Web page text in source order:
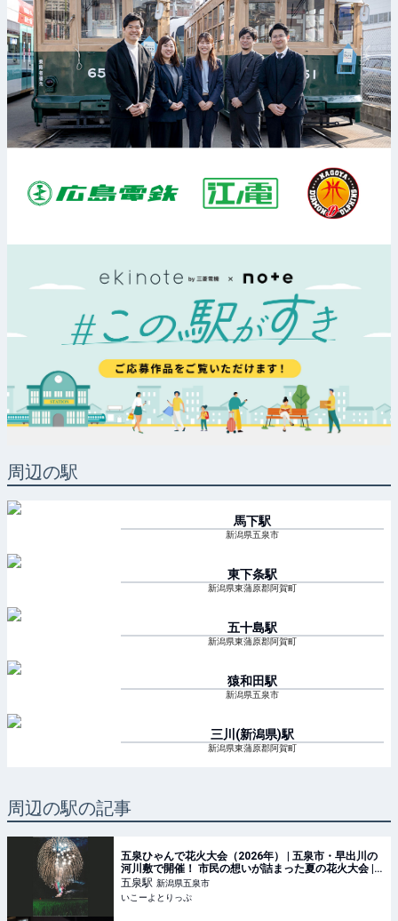
周辺の駅
馬下駅
新潟県五泉市
東下条駅
新潟県東蒲原郡阿賀町
五十島駅
新潟県東蒲原郡阿賀町
猿和田駅
新潟県五泉市
三川(新潟県)駅
新潟県東蒲原郡阿賀町
周辺の駅の記事
五泉ひゃんで花火大会（2026年） | 五泉市・早出川の
河川敷で開催！ 市民の想いが詰まった夏の花火大会 |
新潟県五泉市 | いこーよとりっぷ
五泉駅 新潟県五泉市
いこーよとりっぷ